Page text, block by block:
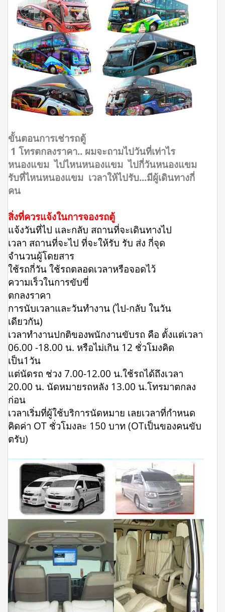
ขั้นตอนการเช่ารถตู้
1 โทรตกลงราคา.. ผมจะถามไปวันที่เท่าไร
หนองแขม ไปไหนหนองแขม ไปกี่วันหนองแขม
รับที่ไหนหนองแขม เวลาให้ไปรับ...มีผู้เดินทางกี่
คน
สิ่งที่ควรแจ้งในการจองรถตู้
แจ้งวันที่ไป และกลับ สถานที่จะเดินทางไป
เวลา สถานที่จะไป ที่จะให้รับ รับ ส่ง กี่จุด
จำนวนผู้โดยสาร
ใช้รถกี่วัน ใช้รถตลอดเวลาหรือจอดไว้
ความเร็วในการขับขี่
ตกลงราคา
การนับเวลาและวันทำงาน (ไป-กลับ ในวัน
เดียวกัน)
เวลาทำงานปกติของพนักงานขับรถ คือ ตั้งแต่เวลา
06.00 -18.00 น. หรือไม่เกิน 12 ชั่วโมงคิด
เป็น1วัน
แต่นัดรถ ช่วง 7.00-12.00 น.ใช้รถได้ถึงเวลา
20.00 น. นัดหมายรถหลัง 13.00 น.โทรมาตกลง
ก่อน
เวลาเริ่มที่ผู้ใช้บริการนัดหมาย เลยเวลาที่กำหนด
คิดค่า OT ชั่วโมงละ 150 บาท (OTเป็นของคนขับ
ตรับ)